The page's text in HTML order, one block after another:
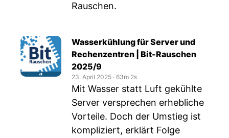
Rauschen.
Wasserkühlung für Server und
Rechenzentren | Bit-Rauschen
2025/9
23. April 2025 ‧ 63m 2s
Mit Wasser statt Luft gekühlte
Server versprechen erhebliche
Vorteile. Doch der Umstieg ist
kompliziert, erklärt Folge